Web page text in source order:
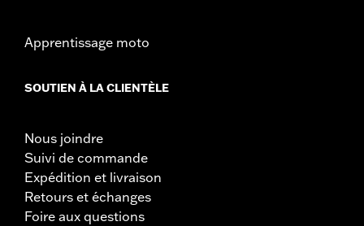
Apprentissage moto
SOUTIEN À LA CLIENTÈLE
Nous joindre
Suivi de commande
Expédition et livraison
Retours et échanges
Foire aux questions